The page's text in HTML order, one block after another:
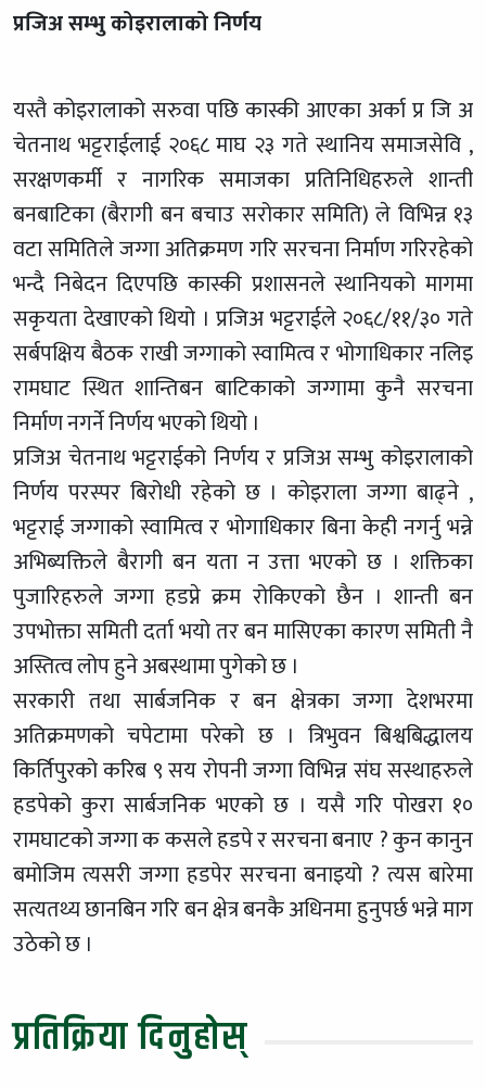
प्रजिअ सम्भु कोइरालाको निर्णय
यस्तै कोइरालाको सरुवा पछि कास्की आएका अर्का प्र जि अ
चेतनाथ भट्टराईलाई २०६८ माघ २३ गते स्थानिय समाजसेवि ,
सरक्षणकर्मी र नागरिक समाजका प्रतिनिधिहरुले शान्ती
बनबाटिका (बैरागी बन बचाउ सरोकार समिति) ले विभिन्न १३
वटा समितिले जग्गा अतिक्रमण गरि सरचना निर्माण गरिरहेको
भन्दै निबेदन दिएपछि कास्की प्रशासनले स्थानियको मागमा
सकृयता देखाएको थियो । प्रजिअ भट्टराईले २०६८/११/३० गते
सर्बपक्षिय बैठक राखी जग्गाको स्वामित्व र भोगाधिकार नलिइ
रामघाट स्थित शान्तिबन बाटिकाको जग्गामा कुनै सरचना
निर्माण नगर्ने निर्णय भएको थियो ।
प्रजिअ चेतनाथ भट्टराईको निर्णय र प्रजिअ सम्भु कोइरालाको
निर्णय परस्पर बिरोधी रहेको छ । कोइराला जग्गा बाढ्ने ,
भट्टराई जग्गाको स्वामित्व र भोगाधिकार बिना केही नगर्नु भन्ने
अभिब्यक्तिले बैरागी बन यता न उत्ता भएको छ । शक्तिका
पुजारिहरुले जग्गा हडप्ने क्रम रोकिएको छैन । शान्ती बन
उपभोक्ता समिती दर्ता भयो तर बन मासिएका कारण समिती नै
अस्तित्व लोप हुने अबस्थामा पुगेको छ ।
सरकारी तथा सार्बजनिक र बन क्षेत्रका जग्गा देशभरमा
अतिक्रमणको चपेटामा परेको छ । त्रिभुवन बिश्वबिद्धालय
किर्तिपुरको करिब ९ सय रोपनी जग्गा विभिन्न संघ सस्थाहरुले
हडपेको कुरा सार्बजनिक भएको छ । यसै गरि पोखरा १०
रामघाटको जग्गा क कसले हडपे र सरचना बनाए ? कुन कानुन
बमोजिम त्यसरी जग्गा हडपेर सरचना बनाइयो ? त्यस बारेमा
सत्यतथ्य छानबिन गरि बन क्षेत्र बनकै अधिनमा हुनुपर्छ भन्ने माग
उठेको छ ।
प्रतिक्रिया दिनुहोस्